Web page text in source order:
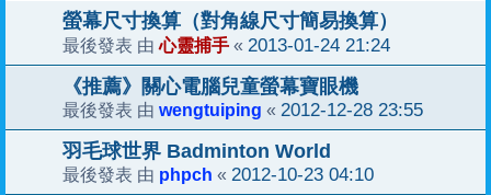
螢幕尺寸換算（對角線尺寸簡易換算）
最後發表 由心靈捕手 « 2013-01-24 21:24
《推薦》關心電腦兒童螢幕寶眼機
最後發表 由 wengtuiping « 2012-12-28 23:55
羽毛球世界 Badminton World
最後發表 由 phpch « 2012-10-23 04:10